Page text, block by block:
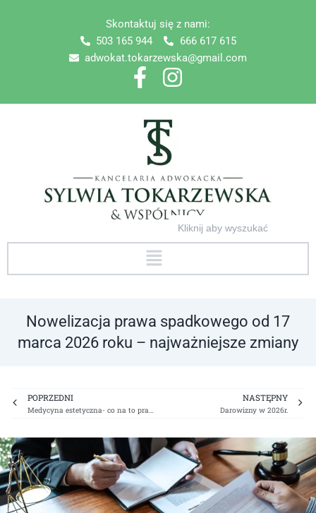
Skontaktuj się z nami:
503 165 944
666 617 615
adwokat.tokarzewska@gmail.com
Menu
Search
for:
Nowelizacja prawa spadkowego od 17
marca 2026 roku – najważniejsze zmiany
PrevPOPRZEDNI NASTĘPNY
Darowizny w 2026r.